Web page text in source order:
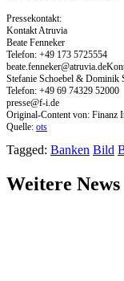
Pressekontakt:
Kontakt Atruvia
Beate Fenneker
Telefon: +49 173 5725554
Stefanie Schoebel & Dominik
Telefon: +49 69 74329 52000
presse@f-i.de
Original-Content von: Finanz
Quelle: ots
Tagged: Banken Bild
Weitere News